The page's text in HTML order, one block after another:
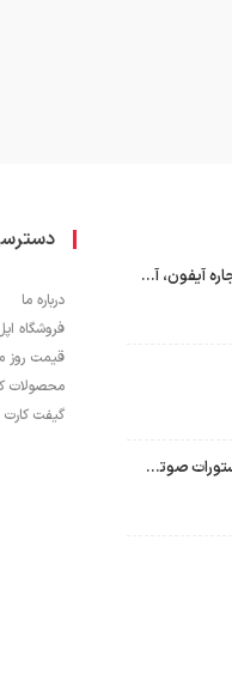
برنامه Apple Upgrade معرفی شد؛ شرایط اپل برای اجاره آیفون، آیپد، مک و اپل واچ
نسخه مک گوگل Gemini با قابلیت تحلیل صفحه و دستورات صوتی در به‌روزرسانی جدید
درباره ما
فروشگاه
قیمت روز
محصولات
گیفت کارت